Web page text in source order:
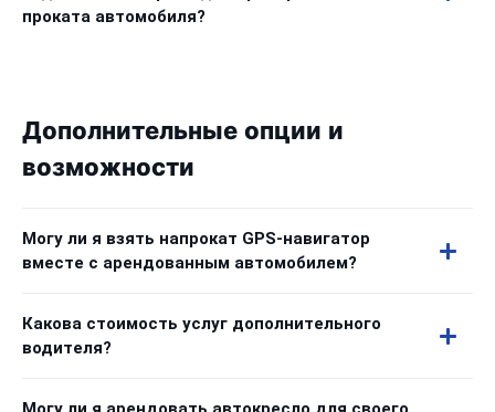
проката автомобиля?
Дополнительные опции и
возможности
Могу ли я взять напрокат GPS-навигатор
вместе с арендованным автомобилем?
Какова стоимость услуг дополнительного
водителя?